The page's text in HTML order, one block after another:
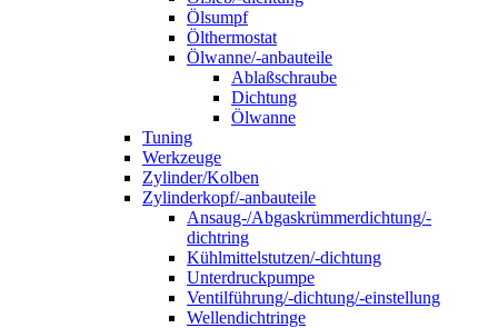
Ölsumpf
Ölthermostat
Ölwanne/-anbauteile
Ablaßschraube
Dichtung
Ölwanne
Tuning
Werkzeuge
Zylinder/Kolben
Zylinderkopf/-anbauteile
Ansaug-/Abgaskrümmerdichtung/-
dichtring
Kühlmittelstutzen/-dichtung
Unterdruckpumpe
Ventilführung/-dichtung/-einstellung
Wellendichtringe